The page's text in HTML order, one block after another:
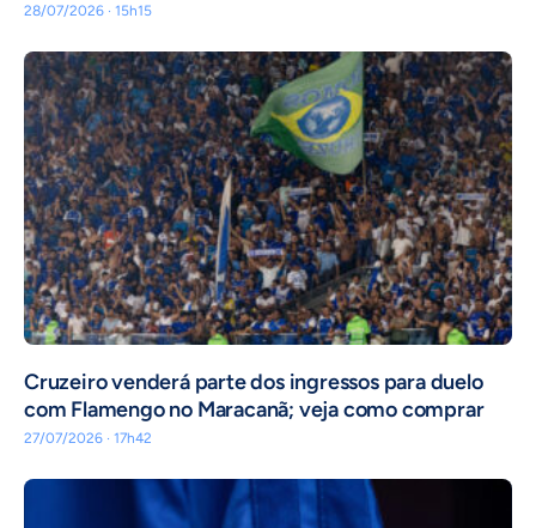
28/07/2026 · 15h15
Cruzeiro venderá parte dos ingressos para duelo
com Flamengo no Maracanã; veja como comprar
27/07/2026 · 17h42